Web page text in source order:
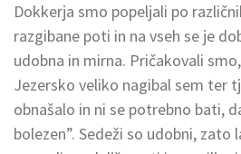
Dokkerja smo popeljali po
razgibane poti in na vseh se je
udobna in mirna. Pričakovali
Jezersko veliko nagibal sem ter
obnašalo in ni se potrebno bati,
bolezen”. Sedeži so udobni, zato